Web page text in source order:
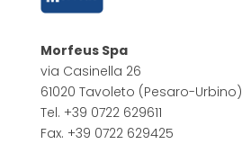
Morfeus Spa
via Casinella 26
61020 Tavoleto (Pesaro-Urbino)
Tel. +39 0722 629611
Fax. +39 0722 629425